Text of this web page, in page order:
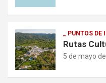
_ PUNTOS DE
Rutas
5 de mayo